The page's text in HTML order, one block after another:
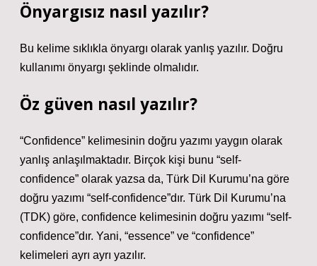
Önyargısız nasıl yazılır?
Bu kelime sıklıkla önyargı olarak yanlış yazılır. Doğru
kullanımı önyargı şeklinde olmalıdır.
Öz güven nasıl yazılır?
“Confidence” kelimesinin doğru yazımı yaygın olarak
yanlış anlaşılmaktadır. Birçok kişi bunu “self-
confidence” olarak yazsa da, Türk Dil Kurumu’na göre
doğru yazımı “self-confidence”dır. Türk Dil Kurumu’na
(TDK) göre, confidence kelimesinin doğru yazımı “self-
confidence”dır. Yani, “essence” ve “confidence”
kelimeleri ayrı ayrı yazılır.